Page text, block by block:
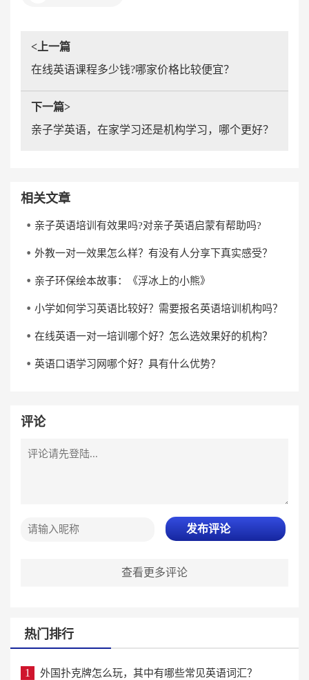
<上一篇
在线英语课程多少钱?哪家价格比较便宜？
下一篇>
亲子学英语，在家学习还是机构学习，哪个更好？
相关文章
亲子英语培训有效果吗?对亲子英语启蒙有帮助吗?
外教一对一效果怎么样？有没有人分享下真实感受？
亲子环保绘本故事：《浮冰上的小熊》
小学如何学习英语比较好？需要报名英语培训机构吗？
在线英语一对一培训哪个好？怎么选效果好的机构？
英语口语学习网哪个好？具有什么优势？
评论
发布评论
查看更多评论
热门排行
1
外国扑克牌怎么玩，其中有哪些常见英语词汇？